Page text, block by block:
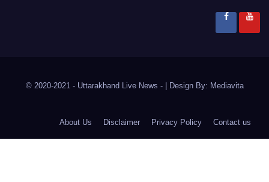
© 2020-2021 - Uttarakhand Live News - Design By: Mediavita
About Us Disclaimer Privacy Policy Contact us